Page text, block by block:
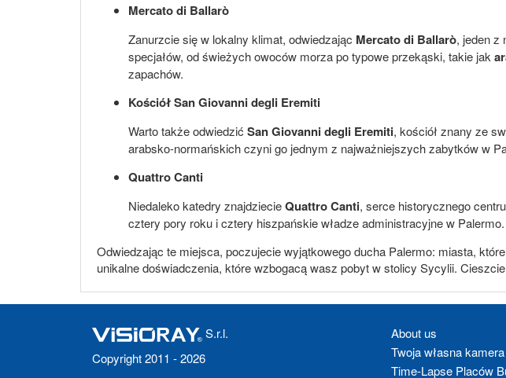
Mercato di Ballarò
Zanurzcie się w lokalny klimat, odwiedzając Mercato di Ballarò, jeden z
specjałów, od świeżych owoców morza po typowe przekąski, takie jak
zapachów.
Kościół San Giovanni degli Eremiti
Warto także odwiedzić San Giovanni degli Eremiti, kościół znany ze
arabsko-normańskich czyni go jednym z najważniejszych zabytków w
Quattro Canti
Niedaleko katedry znajdziecieQuattro Canti, serce historycznego
cztery pory roku i cztery hiszpańskie władze administracyjne w
Odwiedzając te miejsca, poczujecie wyjątkowego ducha Palermo: miasta,
unikalne doświadczenia, które wzbogacą wasz pobyt w stolicy Sycylii.
S.r.l.
Copyright 2011 - 2026
About us
Twoja własna kamera
Time-Lapse Placów